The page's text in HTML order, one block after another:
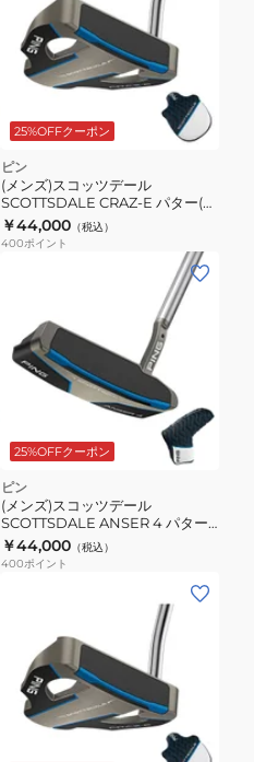
25%OFFクーポン
ピン
(メンズ)スコッツデール
SCOTTSDALE CRAZ-E パター(ロ
フト3度)Stepless Steel
￥44,000 （税込）
400ポイント
25%OFFクーポン
ピン
(メンズ)スコッツデール
SCOTTSDALE ANSER 4 パター
(ロフト3度)Stepless Steel
￥44,000 （税込）
400ポイント